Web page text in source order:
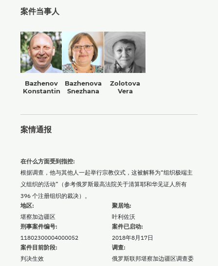
案件当事人
Bazhenov
Konstantin
Bazhenova
Snezhana
Zolotova
Vera
案情通报
地区:
堪察加边疆区
聚居地:
叶利佐沃
在什么方面受到指控:
根据调查，他与其他人一起举行宗教仪式，这被解释为“组织极端主
义组织的活动”（参考俄罗斯最高法院关于清算耶和华见证人所有
396 个注册组织的裁决）。
刑事案件编号:
11802300004000052
案件已启动:
2018年8月17日
案件目前阶段:
判决生效
调查:
俄罗斯联邦堪察加边疆区调查委